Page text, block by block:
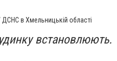
ДСНС в Хмельницькій області
встановлюють.